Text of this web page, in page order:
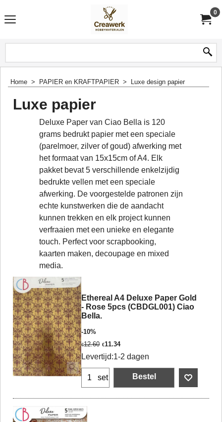
0
Home > PAPIER en KRAFTPAPIER > Luxe design papier
Luxe papier
Deluxe Paper van Ciao Bella is 120
grams bedrukt papier met een speciale
(parelmoer, zilver of goud) afwerking met
het formaat van 15x15cm of A4. Elk
pakket bevat 5 verschillende enkelzijdig
bedrukte vellen met een speciale
afwerking. De voorgestelde patronen zijn
echte kunstwerken die de aandacht
kunnen trekken en elk project kunnen
verfraaien met een unieke en elegante
touch. Perfect voor scrapbooking,
kaarten maken, decoupage en mixed
media.
Ethereal A4 Deluxe Paper Gold
- Rose 5pcs (CBDGL001) Ciao
Bella.
-10%
€12.60 €11.34
Levertijd:1-2 dagen
set Bestel